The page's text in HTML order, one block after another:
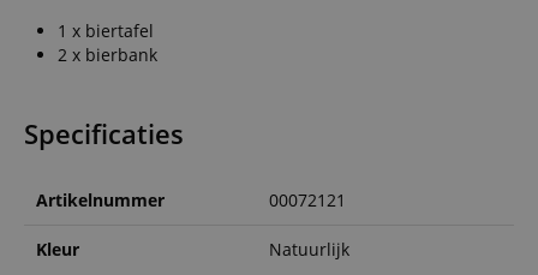
1 x biertafel
2 x bierbank
Specificaties
Artikelnummer 00072121
Kleur Natuurlijk